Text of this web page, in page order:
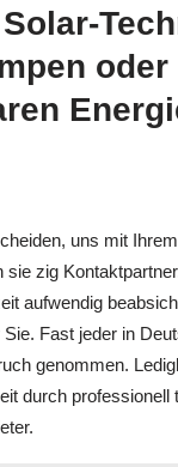
oder
uns mit
sie zig
aufwendig
Fast jeder in
genommen.
durch professionell